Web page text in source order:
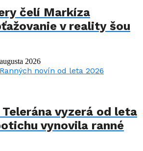
čelí Markíza
v reality šou
2026
vyzerá od leta
vynovila ranné